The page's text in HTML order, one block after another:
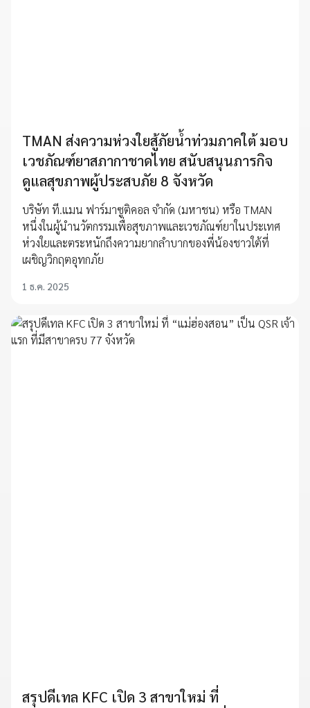
TMAN ส่งความห่วงใยสู้ภัยน้ำท่วมภาคใต้ มอบ
เวชภัณฑ์ยาสภากาชาดไทย สนับสนุนภารกิจ
ดูแลสุขภาพผู้ประสบภัย 8 จังหวัด
บริษัท ที.แมน ฟาร์มาซูติคอล จำกัด (มหาชน) หรือ TMAN
หนึ่งในผู้นำนวัตกรรมเพื่อสุขภาพและเวชภัณฑ์ยาในประเทศ
ห่วงใยและตระหนักถึงความยากลำบากของพี่น้องชาวใต้ที่
เผชิญวิกฤตอุทกภัย
1 ธ.ค. 2025
สรุปดีเทล KFC เปิด 3 สาขาใหม่ ที่